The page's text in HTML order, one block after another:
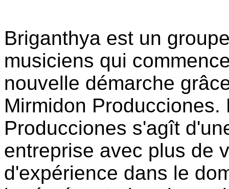
Briganthya est un
musiciens qui
nouvelle démarche
Mirmidon Producciones.
Producciones s'agît
entreprise avec plus de
d'expérience dans le